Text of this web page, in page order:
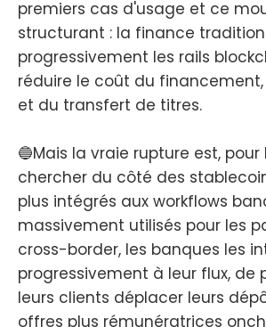
premiers cas d'usage et ce
structurant : la finance
progressivement les rails
réduire le coût du
et du transfert de titres.
🔵Mais la vraie rupture est,
chercher du côté des
plus intégrés aux workflows
massivement utilisés pour les
cross-border, les banques les
progressivement à leur flux, de
leurs clients déplacer leurs
offres plus rémunératrices